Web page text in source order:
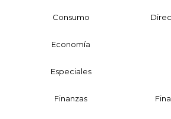
Consumo
Economía
Especiales
Finanzas